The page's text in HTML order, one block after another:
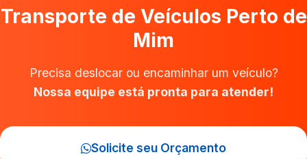
Transporte de Veículos Perto de
Mim
Precisa deslocar ou encaminhar um veículo?
Nossa equipe está pronta para atender!
Solicite seu Orçamento